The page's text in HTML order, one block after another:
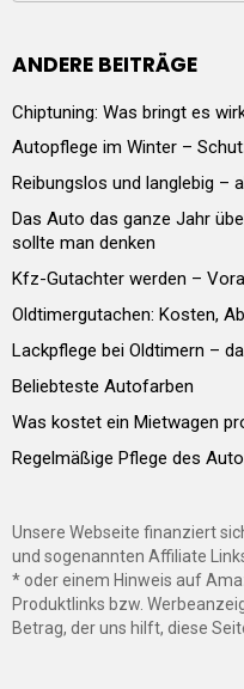
ANDERE BEITRÄGE
Chiptuning: Was bringt es
Autopflege im Winter –
Reibungslos und langlebig –
Das Auto das ganze Jahr
sollte man denken
Kfz-Gutachter werden –
Oldtimergutachen: Kosten,
Lackpflege bei Oldtimern –
Beliebteste Autofarben
Was kostet ein Mietwagen
Regelmäßige Pflege des
Unsere Webseite finanziert
und sogenannten Affiliate
* oder einem Hinweis auf
Produktlinks bzw.
Betrag, der uns hilft, diese